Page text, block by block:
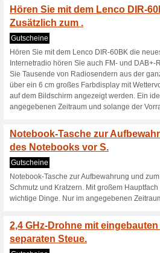
Besonders
Starthilfe bei
Otto-Motoren
Nur noch
von 29,95 €